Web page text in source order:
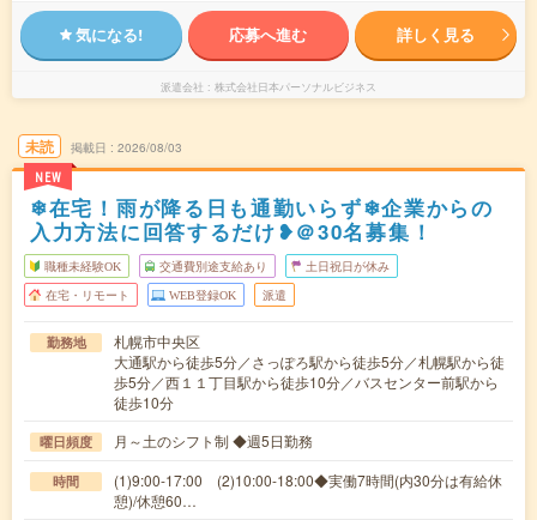
気になる! 応募へ進む 詳しく見る
派遣会社 株式会社日本パーソナルビジネス
未読
NEW
掲載日 2026/08/03
❄在宅！雨が降る日も通勤いらず❄企業からの
入力方法に回答するだけ❥＠30名募集！
職種未経験OK 交通費別途支給あり 土日祝日が休み
在宅・リモート WEB登録OK 派遣
勤務地
札幌市中央区
大通駅から徒歩5分／さっぽろ駅から徒歩5分／札幌駅から徒
歩5分／西１１丁目駅から徒歩10分／バスセンター前駅から
徒歩10分
曜日頻度 月～土のシフト制 ◆週5日勤務
時間
(1)9:00-17:00 (2)10:00-18:00◆実働7時間(内30分は有給休
憩)/休憩60…